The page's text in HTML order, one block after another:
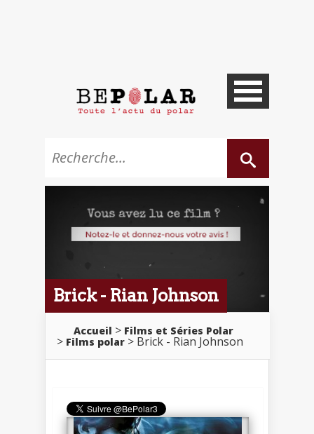
Brick - Rian Johnson
Accueil
Films et Séries Polar
Films polar
Brick - Rian Johnson